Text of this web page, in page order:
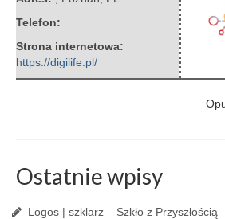
Telefon:
Strona internetowa:
https://digilife.pl/
Ostatnie wpisy
Logos | szklarz – Szkło z Przyszłością